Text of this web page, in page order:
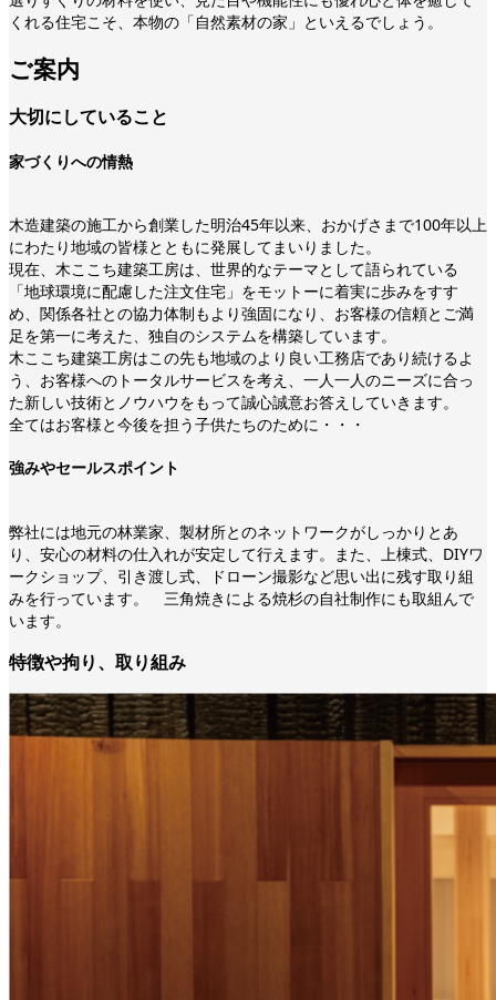
くれる住宅こそ、本物の「自然素材の家」といえるでしょう。
ご案内
大切にしていること
家づくりへの情熱
木造建築の施工から創業した明治45年以来、おかげさまで100年以上
にわたり地域の皆様とともに発展してまいりました。
現在、木ここち建築工房は、世界的なテーマとして語られている
「地球環境に配慮した注文住宅」をモットーに着実に歩みをすす
め、関係各社との協力体制もより強固になり、お客様の信頼とご満
足を第一に考えた、独自のシステムを構築しています。
木ここち建築工房はこの先も地域のより良い工務店であり続けるよ
う、お客様へのトータルサービスを考え、一人一人のニーズに合っ
た新しい技術とノウハウをもって誠心誠意お答えしていきます。
全てはお客様と今後を担う子供たちのために・・・
強みやセールスポイント
弊社には地元の林業家、製材所とのネットワークがしっかりとあ
り、安心の材料の仕入れが安定して行えます。また、上棟式、DIYワ
ークショップ、引き渡し式、ドローン撮影など思い出に残す取り組
みを行っています。 三角焼きによる焼杉の自社制作にも取組んで
います。
特徴や拘り、取り組み